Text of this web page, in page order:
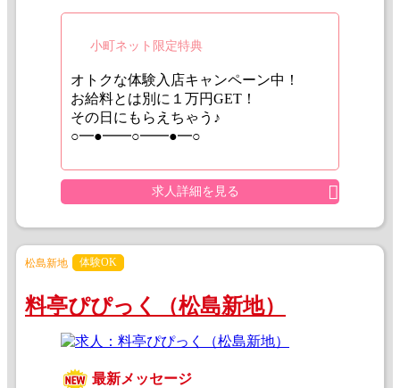
小町ネット限定特典
オトクな体験入店キャンペーン中！
お給料とは別に１万円GET！
その日にもらえちゃう♪
○━●━━○━━●━○
求人詳細を見る
松島新地 体験OK
料亭ぴぴっく（松島新地）
最新メッセージ